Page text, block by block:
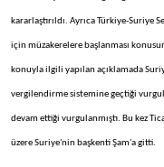
kararlaştırıldı. Ayrıca Türkiye-Suriye
için müzakerelere başlanması
konuyla ilgili yapılan açıklamada
vergilendirme sistemine geçtiği
devam ettiği vurgulanmıştı. Bu kez
üzere Suriye'nin başkenti Şam'a gitti.